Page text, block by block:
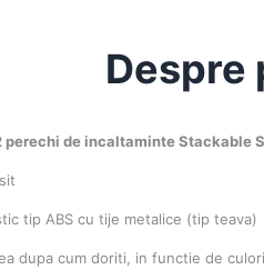
Despre
perechi de incaltaminte Stackable
tip ABS cu tije metalice (tip teava)
dupa cum doriti, in functie de